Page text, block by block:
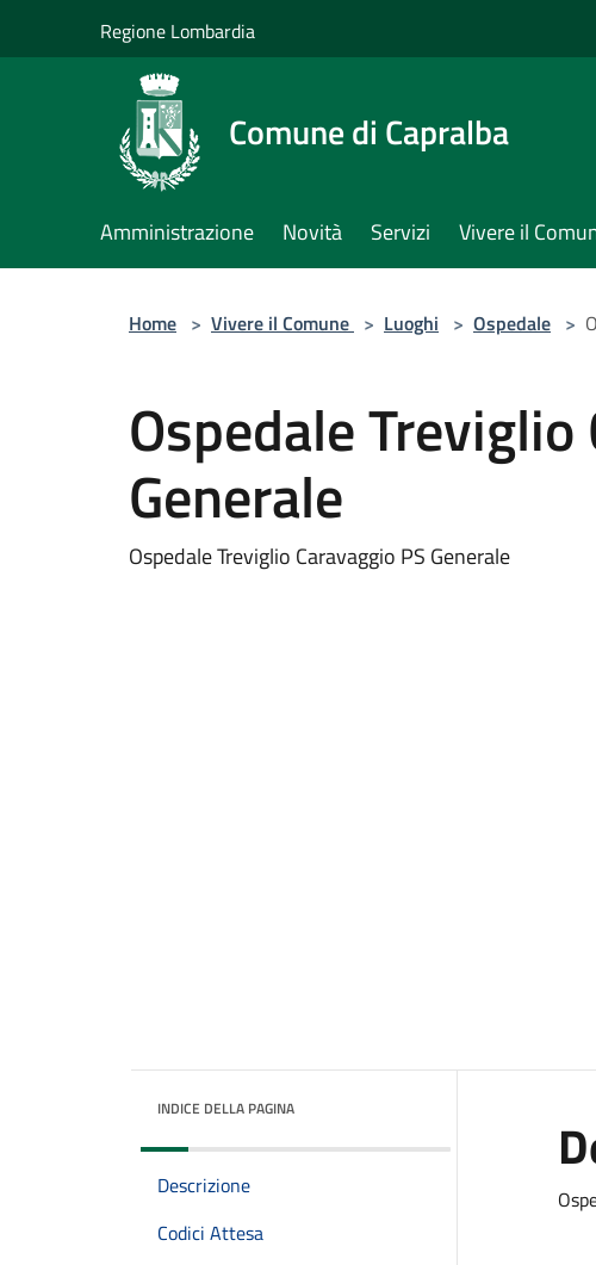
Regione Lombardia
Comune di Capralba
Amministrazione Novità Servizi Vivere il
Home > Vivere il Comune > Luoghi > Ospedale >
Ospedale Treviglio
Generale
Ospedale Treviglio Caravaggio PS Generale
INDICE DELLA PAGINA
Descrizione
Codici Attesa